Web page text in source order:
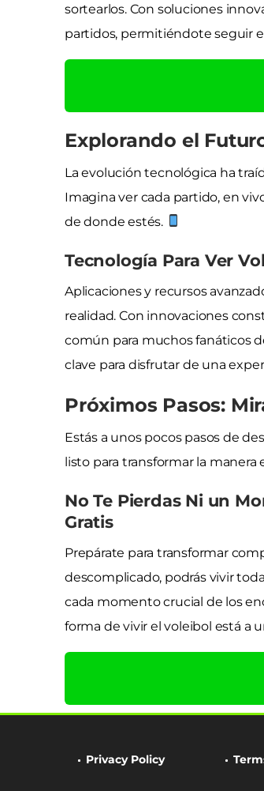
sortearlos. Con soluciones
partidos, permitiéndote seguir
Explorando el
La evolución tecnológica ha
Imagina ver cada partido, en
de donde estés.
Tecnología Para Ver
Aplicaciones y recursos
realidad. Con innovaciones
común para muchos fanáticos
clave para disfrutar de una
Próximos Pasos:
Estás a unos pocos pasos de
listo para transformar la
No Te Pierdas Ni un
Gratis
Prepárate para transformar
descomplicado, podrás vivir
cada momento crucial de los
forma de vivir el voleibol está a
Privacy Policy